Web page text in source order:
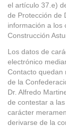
el artículo 37.e)
de Protección de
información a los
Construcción
Los datos de
electrónico
Contacto quedan
de la
Dr. Alfredo
de contestar a
carácter
derivarse de la